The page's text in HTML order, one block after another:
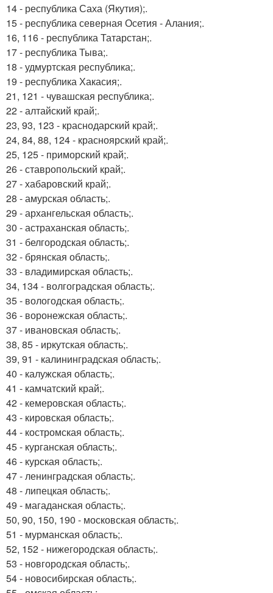
14 - республика Саха (Якутия);.
15 - республика северная Осетия - Алания;.
16, 116 - республика Татарстан;.
17 - республика Тыва;.
18 - удмуртская республика;.
19 - республика Хакасия;.
21, 121 - чувашская республика;.
22 - алтайский край;.
23, 93, 123 - краснодарский край;.
24, 84, 88, 124 - красноярский край;.
25, 125 - приморский край;.
26 - ставропольский край;.
27 - хабаровский край;.
28 - амурская область;.
29 - архангельская область;.
30 - астраханская область;.
31 - белгородская область;.
32 - брянская область;.
33 - владимирская область;.
34, 134 - волгоградская область;.
35 - вологодская область;.
36 - воронежская область;.
37 - ивановская область;.
38, 85 - иркутская область;.
39, 91 - калининградская область;.
40 - калужская область;.
41 - камчатский край;.
42 - кемеровская область;.
43 - кировская область;.
44 - костромская область;.
45 - курганская область;.
46 - курская область;.
47 - ленинградская область;.
48 - липецкая область;.
49 - магаданская область;.
50, 90, 150, 190 - московская область;.
51 - мурманская область;.
52, 152 - нижегородская область;.
53 - новгородская область;.
54 - новосибирская область;.